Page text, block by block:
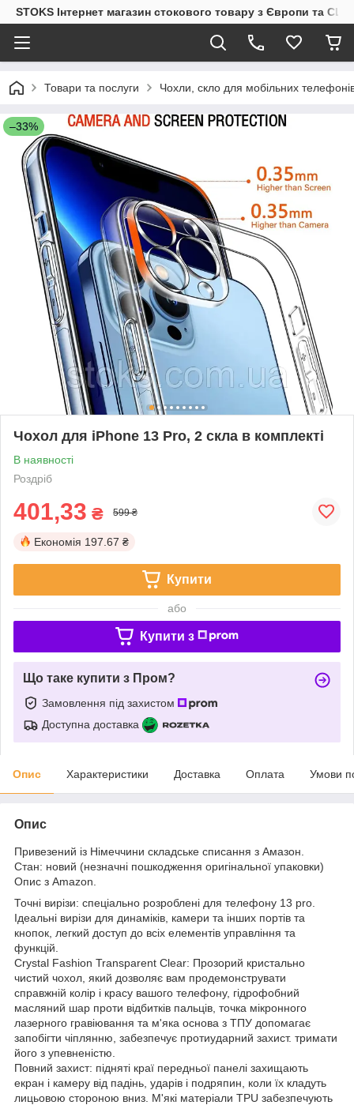
STOKS Інтернет магазин стокового товару з Європи та
Товари та послуги Чохли, скло для мобільних
–33%
Чохол для iPhone 13 Pro, 2 скла в комплекті
В наявності
Роздріб
401,33 ₴ 599 ₴
Економія 197.67 ₴
Купити
або
Купити з
Що таке купити з Пром?
Замовлення під захистом
Доступна доставка
Опис Характеристики Доставка Оплата Умови
Опис
Привезений із Німеччини складське списання з Амазон.
Стан: новий (незначні пошкодження оригінальної упаковки)
Опис з Amazon.
Точні вирізи: спеціально розроблені для телефону 13 pro.
Ідеальні вирізи для динаміків, камери та інших портів та
кнопок, легкий доступ до всіх елементів управління та
функцій.
Crystal Fashion Transparent Clear: Прозорий кристально
чистий чохол, який дозволяє вам продемонструвати
справжній колір і красу вашого телефону, гідрофобний
масляний шар проти відбитків пальців, точка мікронного
лазерного гравіювання та м'яка основа з ТПУ допомагає
запобігти чіплянню, забезпечує протиударний захист. тримати
його з упевненістю.
Повний захист: підняті краї передньої панелі захищають
екран і камеру від падінь, ударів і подряпин, коли їх кладуть
лицьовою стороною вниз. М'які матеріали TPU забезпечують